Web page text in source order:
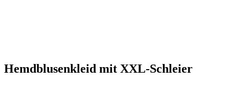
Hemdblusenkleid mit XXL-Schleier